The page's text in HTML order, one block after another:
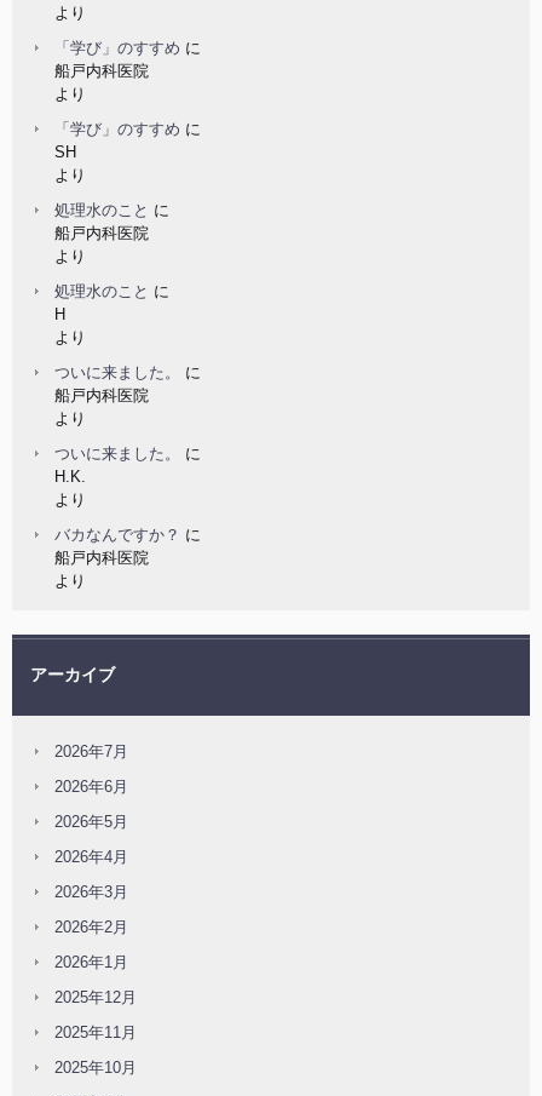
より
「学び」のすすめ に
船戸内科医院
より
「学び」のすすめ に
SH
より
処理水のこと に
船戸内科医院
より
処理水のこと に
H
より
ついに来ました。
に
船戸内科医院
より
ついに来ました。
に
H.K.
より
バカなんですか？ に
船戸内科医院
より
アーカイブ
2026年7月
2026年6月
2026年5月
2026年4月
2026年3月
2026年2月
2026年1月
2025年12月
2025年11月
2025年10月